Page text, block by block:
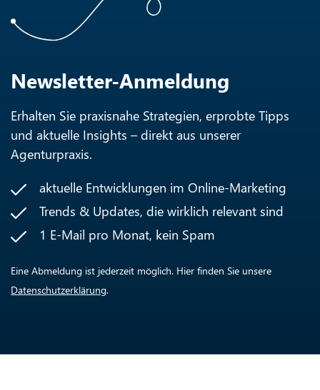
Newsletter-Anmeldung
Erhalten Sie praxisnahe Strategien, erprobte Tipps
und aktuelle Insights – direkt aus unserer
Agenturpraxis.
aktuelle Entwicklungen im Online-Marketing
Trends & Updates, die wirklich relevant sind
1 E-Mail pro Monat, kein Spam
Eine Abmeldung ist jederzeit möglich. Hier finden Sie unsere
Datenschutzerklärung.